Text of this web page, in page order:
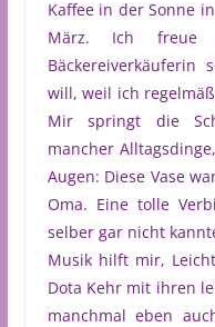
Kaffee in der Sonne
März. Ich freue
Bäckereiverkäuferin
will, weil ich
Mir springt die
mancher
Augen: Diese Vase
Oma. Eine tolle
selber gar nicht
Musik hilft mir,
Dota Kehr mit ihren
manchmal eben